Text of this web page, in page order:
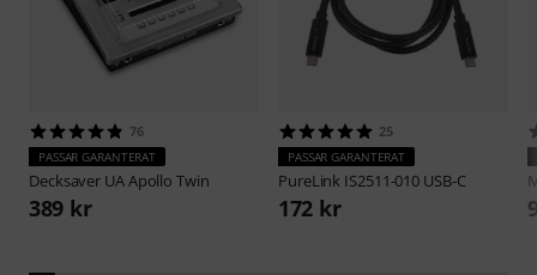
76
PASSAR GARANTERAT
Decksaver UA Apollo Twin
389 kr
25
PASSAR GARANTERAT
PureLink IS2511-010 USB-C
172 kr